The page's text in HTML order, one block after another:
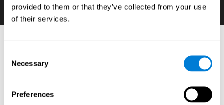
provided to them or that they’ve collected from your use
of their services.
Selection
Necessary
Preferences
للطلّاب
عصبيّة-نفسيّة وأدوات موحّدة تسمح كشف وتحديد الوظائف
التنفيذيّة والقدرات المعرفية الرئيسية للطلّاب* بدقّة من خلال